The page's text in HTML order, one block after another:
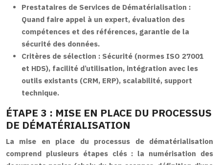
Prestataires de Services de Dématérialisation :
Quand faire appel à un expert, évaluation des
compétences et des références, garantie de la
sécurité des données.
Critères de sélection : Sécurité (normes ISO 27001
et HDS), facilité d’utilisation, intégration avec les
outils existants (CRM, ERP), scalabilité, support
technique.
ÉTAPE 3 : MISE EN PLACE DU PROCESSUS
DE DÉMATÉRIALISATION
La mise en place du processus de dématérialisation
comprend plusieurs étapes clés : la numérisation des